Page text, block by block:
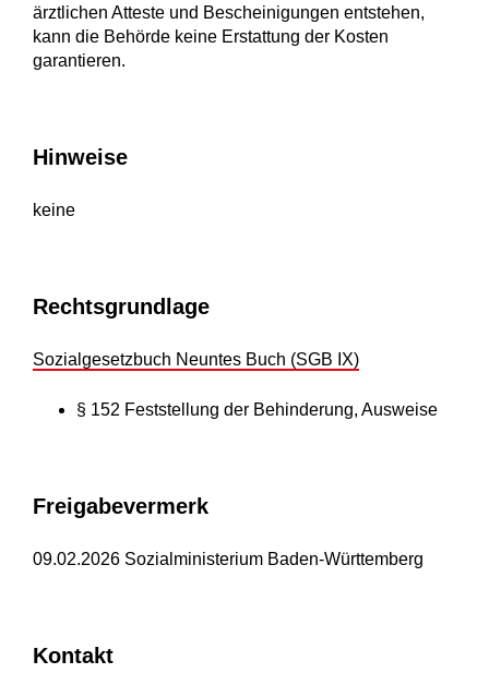
ärztlichen Atteste und Bescheinigungen entstehen,
kann die Behörde keine Erstattung der Kosten
garantieren.
Hinweise
keine
Rechtsgrundlage
Sozialgesetzbuch Neuntes Buch (SGB IX)
§ 152 Feststellung der Behinderung, Ausweise
Freigabevermerk
09.02.2026 Sozialministerium Baden-Württemberg
Kontakt